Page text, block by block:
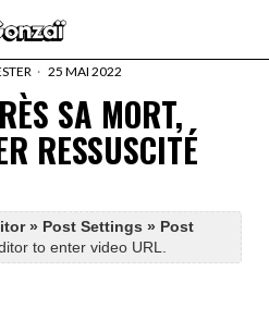
25 MAI 2022
SA MORT,
RESSUSCITÉ
» Post Settings » Post
to enter video URL.